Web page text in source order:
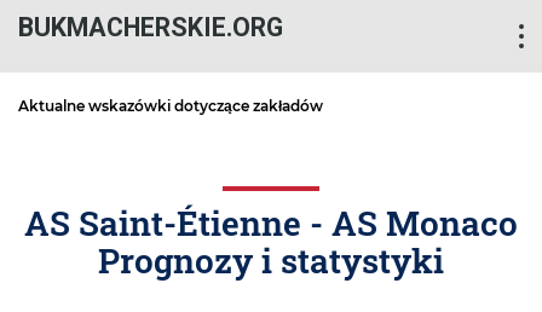
BUKMACHERSKIE.ORG
Aktualne wskazówki dotyczące zakładów
AS Saint-Étienne - AS Monaco
Prognozy i statystyki